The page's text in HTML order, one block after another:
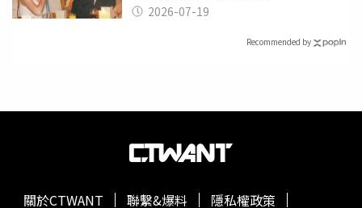
2026-07-19
Recommended by
關於CTWANT 聯繫&爆料 隱私權政策